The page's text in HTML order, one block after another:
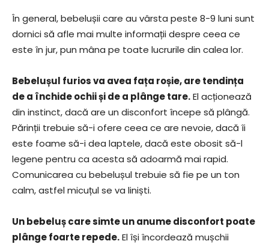
În general, bebelușii care au vârsta peste 8-9 luni sunt
dornici să afle mai multe informații despre ceea ce
este în jur, pun mâna pe toate lucrurile din calea lor.
Bebelușul furios va avea fața roșie, are tendința
de a închide ochii și de a plânge tare.El acționează
din instinct, dacă are un disconfort începe să plângă.
Părinții trebuie să-i ofere ceea ce are nevoie, dacă îi
este foame să-i dea laptele, dacă este obosit să-l
legene pentru ca acesta să adoarmă mai rapid.
Comunicarea cu bebelușul trebuie să fie pe un ton
calm, astfel micuțul se va liniști.
Un bebeluș care simte un anume disconfort poate
plânge foarte repede.El își încordează mușchii